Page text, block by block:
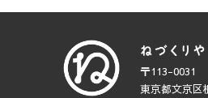
〒113-0031
東京都文京区